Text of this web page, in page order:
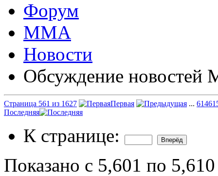
Форум
ММА
Новости
Обсуждение
Страница 561 из 1627 Первая ... 61461
Последняя
К странице:
Показано с 5,601 по